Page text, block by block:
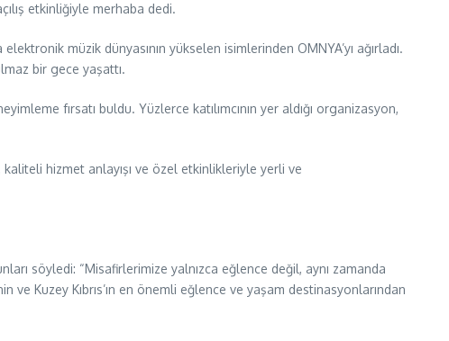
etkinliğiyle merhaba dedi.
müzik dünyasının yükselen isimlerinden OMNYA’yı ağırladı.
bir gece yaşattı.
fırsatı buldu. Yüzlerce katılımcının yer aldığı organizasyon,
hizmet anlayışı ve özel etkinlikleriyle yerli ve
söyledi: “Misafirlerimize yalnızca eğlence değil, aynı zamanda
ve Kuzey Kıbrıs’ın en önemli eğlence ve yaşam destinasyonlarından